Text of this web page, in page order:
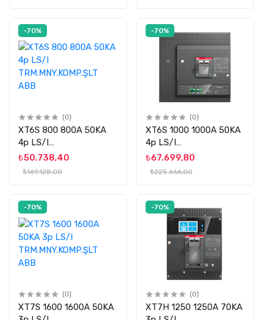
-70%
(0)
XT6S 800 800A 50KA
4p LS/I
TRM.MNY.KOMP.ŞLT
ABB
₺50.738,40
₺169.128,00
-70%
(0)
XT6S 1000 1000A 50KA
4p LS/I
TRM.MNY.KOMP.ŞLT
ABB
₺67.699,80
₺225.666,00
-70%
(0)
XT7S 1600 1600A 50KA
-70%
(0)
XT7H 1250 1250A 70KA